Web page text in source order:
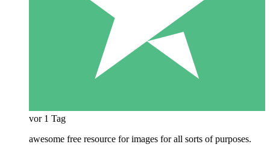
vor 1 Tag
awesome free resource for images for all sorts of purposes.